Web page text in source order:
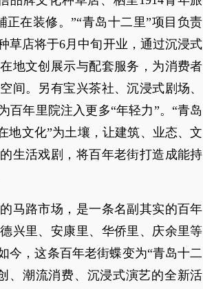
在装修。”“青岛十二里”项目负责
草店将于6月中旬开业，通过沉浸式
地文创展示与配套服务，为消费者
间。另有宝兴茶社、沉浸式剧场、
百年里院注入更多“年轻力”。“青岛
地文化”为土壤，让建筑、业态、文
生活戏剧，将百年老街打造成能持
马路市场，是一条名副其实的百年
兴里、安康里、华侨里、庆余里等
今，这条百年老街蝶变为“青岛十二
、潮流消费、沉浸式演艺的全新活